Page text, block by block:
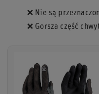
❌ Nie są
❌ Gorsza część